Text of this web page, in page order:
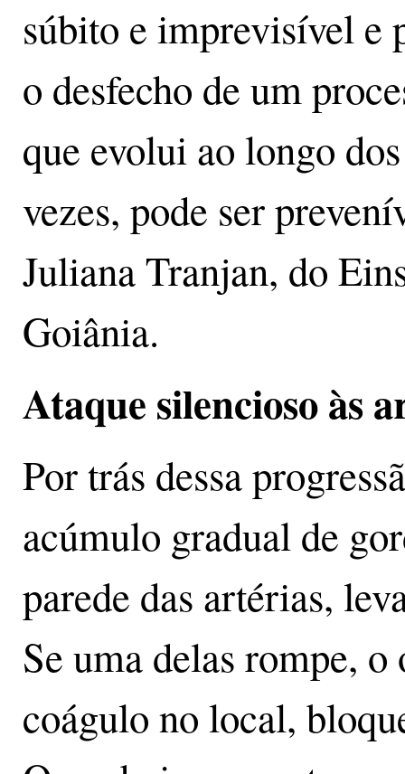
súbito e imprevisível e
o desfecho de um
que evolui ao longo
vezes, pode ser
Juliana Tranjan, do
Goiânia.
Ataque silencioso às
Por trás dessa
acúmulo gradual de
parede das artérias,
Se uma delas rompe,
coágulo no local,